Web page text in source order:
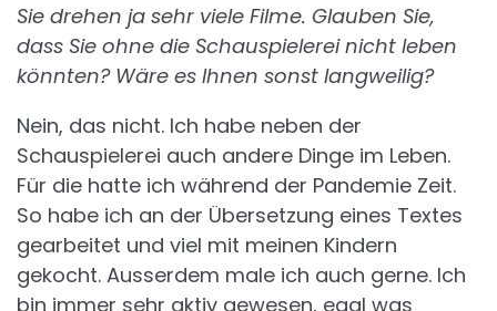
Sie drehen ja sehr viele Filme. Glauben Sie,
dass Sie ohne die Schauspielerei nicht leben
könnten? Wäre es Ihnen sonst langweilig?
Nein, das nicht. Ich habe neben der
Schauspielerei auch andere Dinge im Leben.
Für die hatte ich während der Pandemie Zeit.
So habe ich an der Übersetzung eines Textes
gearbeitet und viel mit meinen Kindern
gekocht. Ausserdem male ich auch gerne. Ich
bin immer sehr aktiv gewesen, egal was